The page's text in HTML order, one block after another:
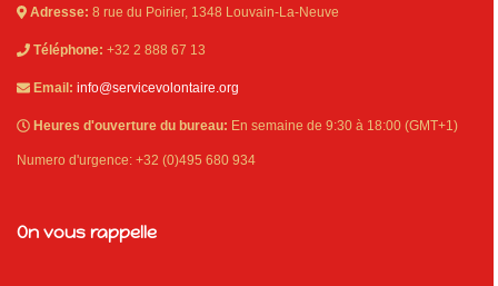
Adresse: 8 rue du Poirier, 1348 Louvain-La-Neuve
Téléphone: +32 2 888 67 13
Email: info@servicevolontaire.org
Heures d'ouverture du bureau: En semaine de 9:30 à 18:00 (GMT+1)
Numero d'urgence: +32 (0)495 680 934
On vous rappelle